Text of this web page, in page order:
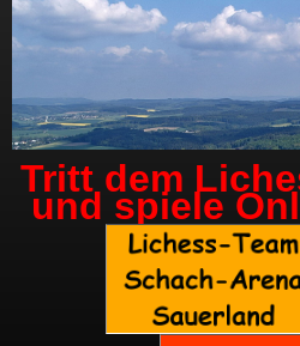
Tritt dem
und spiele